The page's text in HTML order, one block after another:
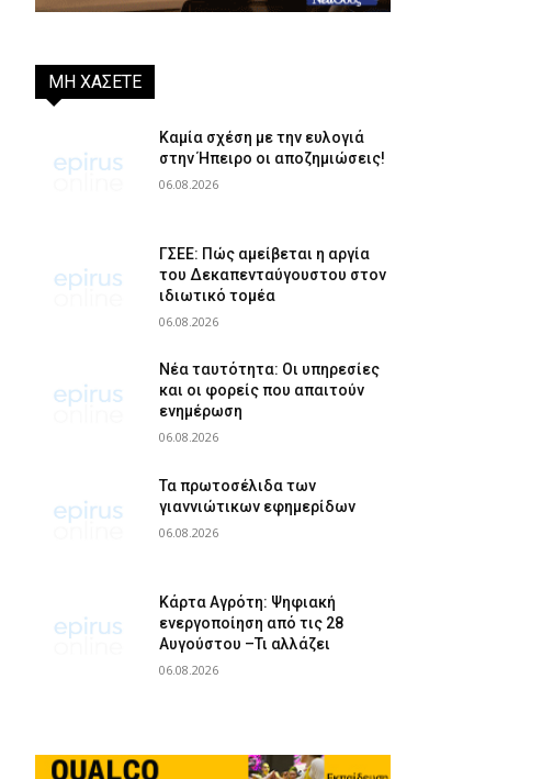
ΜΗ ΧΑΣΕΤΕ
Καμία σχέση με την ευλογιά
στην Ήπειρο οι αποζημιώσεις!
06.08.2026
ΓΣΕΕ: Πώς αμείβεται η αργία
του Δεκαπενταύγουστου στον
ιδιωτικό τομέα
06.08.2026
Νέα ταυτότητα: Οι υπηρεσίες
και οι φορείς που απαιτούν
ενημέρωση
06.08.2026
Τα πρωτοσέλιδα των
γιαννιώτικων εφημερίδων
06.08.2026
Κάρτα Αγρότη: Ψηφιακή
ενεργοποίηση από τις 28
Αυγούστου –Τι αλλάζει
06.08.2026